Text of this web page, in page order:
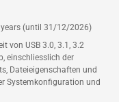
years (until 31/12/2026)
von USB 3.0, 3.1, 3.2
einschliesslich der
Dateieigenschaften und
Systemkonfiguration und